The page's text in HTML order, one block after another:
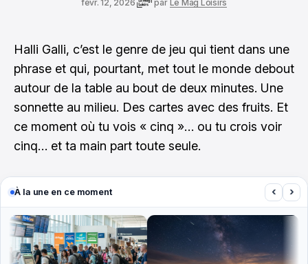
févr. 12, 2026 par Le Mag Loisirs
Halli Galli, c’est le genre de jeu qui tient dans une
phrase et qui, pourtant, met tout le monde debout
autour de la table au bout de deux minutes. Une
sonnette au milieu. Des cartes avec des fruits. Et
ce moment où tu vois « cinq »… ou tu crois voir
cinq… et ta main part toute seule.
À la une en ce moment ‹ ›